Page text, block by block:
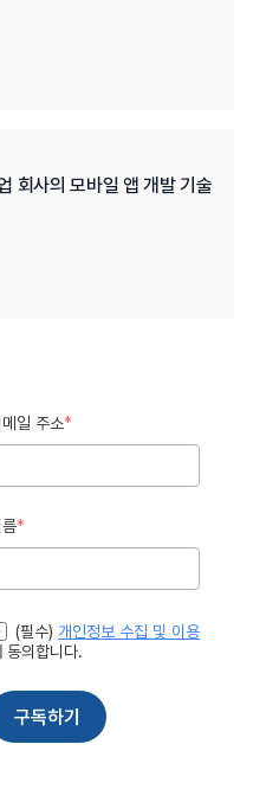
회사의 모바일 앱 개발 기술